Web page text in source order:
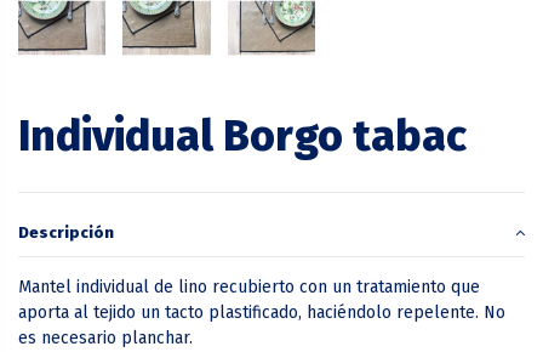
Individual Borgo tabac
Descripción
Mantel individual de lino recubierto con un tratamiento que
aporta al tejido un tacto plastificado, haciéndolo repelente. No
es necesario planchar.